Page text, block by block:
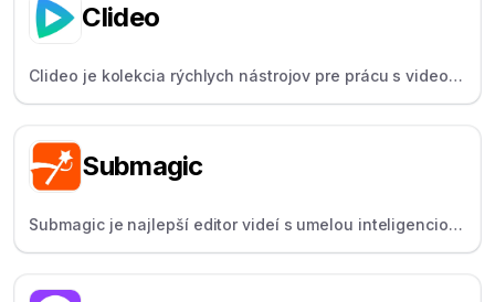
Clideo
Clideo je kolekcia rýchlych nástrojov pre prácu s videom
pre bežných používateľov, ktoré pomáhajú zlučovať,
Submagic
Submagic je najlepší editor videí s umelou inteligenciou.
Pridajte k akémukoľvek videu viral vo viac ako 100